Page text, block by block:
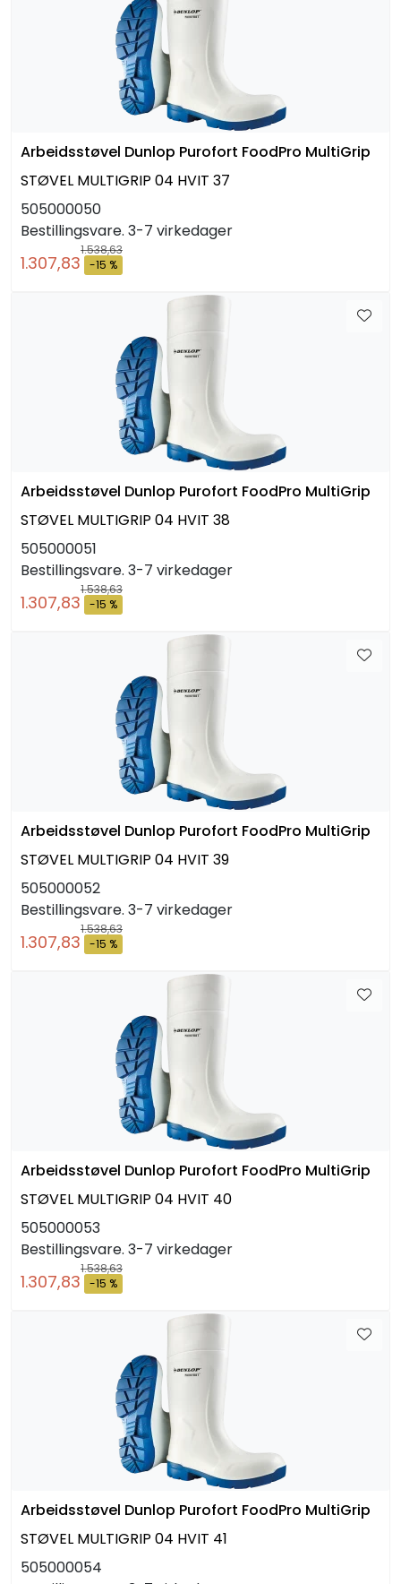
Arbeidsstøvel Dunlop Purofort FoodPro MultiGrip
STØVEL MULTIGRIP 04 HVIT 37
505000050
Bestillingsvare. 3-7 virkedager
1.538,63
1.307,83 -15 %
Arbeidsstøvel Dunlop Purofort FoodPro MultiGrip
STØVEL MULTIGRIP 04 HVIT 38
505000051
Bestillingsvare. 3-7 virkedager
1.538,63
1.307,83 -15 %
Arbeidsstøvel Dunlop Purofort FoodPro MultiGrip
STØVEL MULTIGRIP 04 HVIT 39
505000052
Bestillingsvare. 3-7 virkedager
1.538,63
1.307,83 -15 %
Arbeidsstøvel Dunlop Purofort FoodPro MultiGrip
STØVEL MULTIGRIP 04 HVIT 40
505000053
Bestillingsvare. 3-7 virkedager
1.538,63
1.307,83 -15 %
Arbeidsstøvel Dunlop Purofort FoodPro MultiGrip
STØVEL MULTIGRIP 04 HVIT 41
505000054